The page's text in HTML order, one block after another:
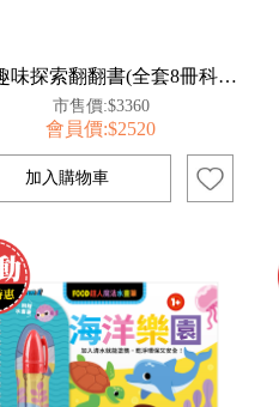
幼兒趣味探索翻翻書(全套8冊科普知識版)
市售價:$3360
會員價:$2520